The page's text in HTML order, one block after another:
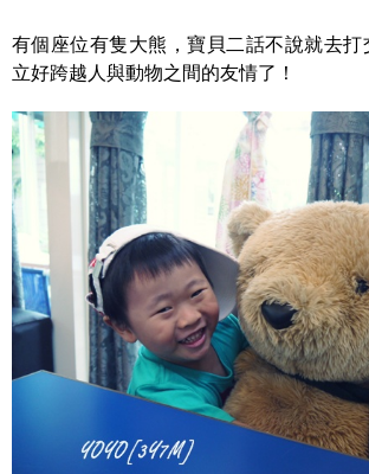
有個座位有隻大熊，寶貝二話不說就去打
立好跨越人與動物之間的友情了！